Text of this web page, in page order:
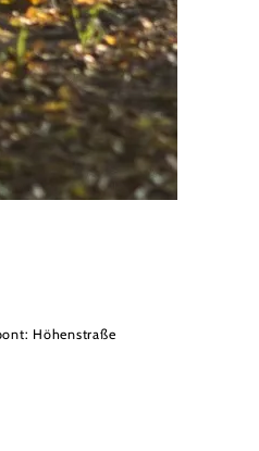
Trails
Höhenstraße